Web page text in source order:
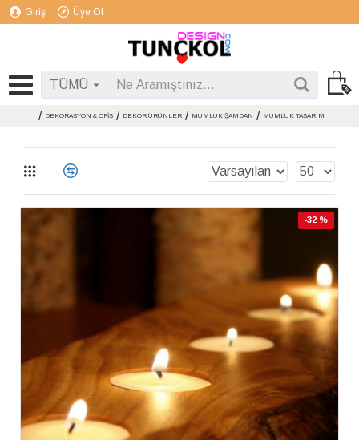
Giriş Üye Ol
TÜMÜ
DEKORASYON & OFİS DEKOR ÜRÜNLER MUMLUK ŞAMDAN MUMLUK TASARIM
-32 %